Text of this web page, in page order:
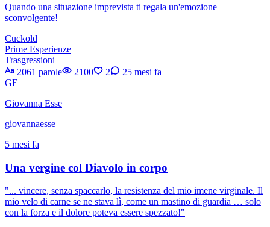
Quando una situazione imprevista ti regala un'emozione
sconvolgente!
Cuckold
Prime Esperienze
Trasgressioni
2061 parole
2100 2 25 mesi fa
GE
Giovanna Esse
giovannaesse
5 mesi fa
Una vergine col Diavolo in corpo
"... vincere, senza spaccarlo, la resistenza del mio imene virginale. Il
mio velo di carne se ne stava lì, come un mastino di guardia … solo
con la forza e il dolore poteva essere spezzato!"